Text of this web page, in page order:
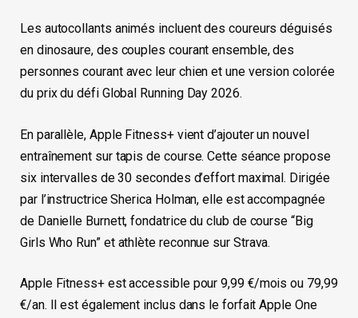
Les autocollants animés incluent des coureurs déguisés
en dinosaure, des couples courant ensemble, des
personnes courant avec leur chien et une version colorée
du prix du défi Global Running Day 2026.
En parallèle, Apple Fitness+ vient d’ajouter un nouvel
entraînement sur tapis de course. Cette séance propose
six intervalles de 30 secondes d’effort maximal. Dirigée
par l’instructrice Sherica Holman, elle est accompagnée
de Danielle Burnett, fondatrice du club de course “Big
Girls Who Run” et athlète reconnue sur Strava.
Apple Fitness+ est accessible pour 9,99 €/mois ou 79,99
€/an. Il est également inclus dans le forfait Apple One